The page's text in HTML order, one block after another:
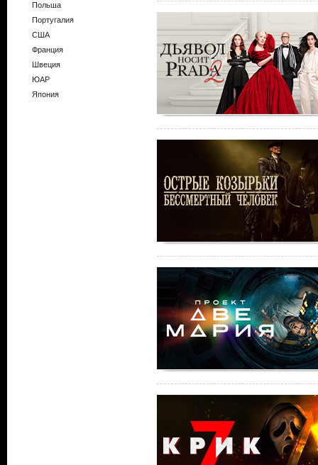
Польша
Португалия
США
Франция
Швеция
ЮАР
Япония